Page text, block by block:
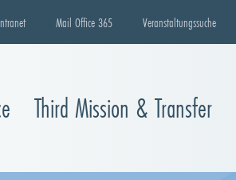
Mail Office 365 Veranstaltungssuche
Third Mission & Transfer